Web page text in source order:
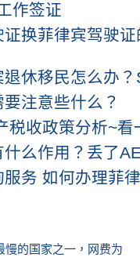
作签证
换菲律宾驾驶
休移民怎么办
注意些什么？
税收政策分析~看
么作用？丢了
务 如何办理菲
慢的国家之一，网费为